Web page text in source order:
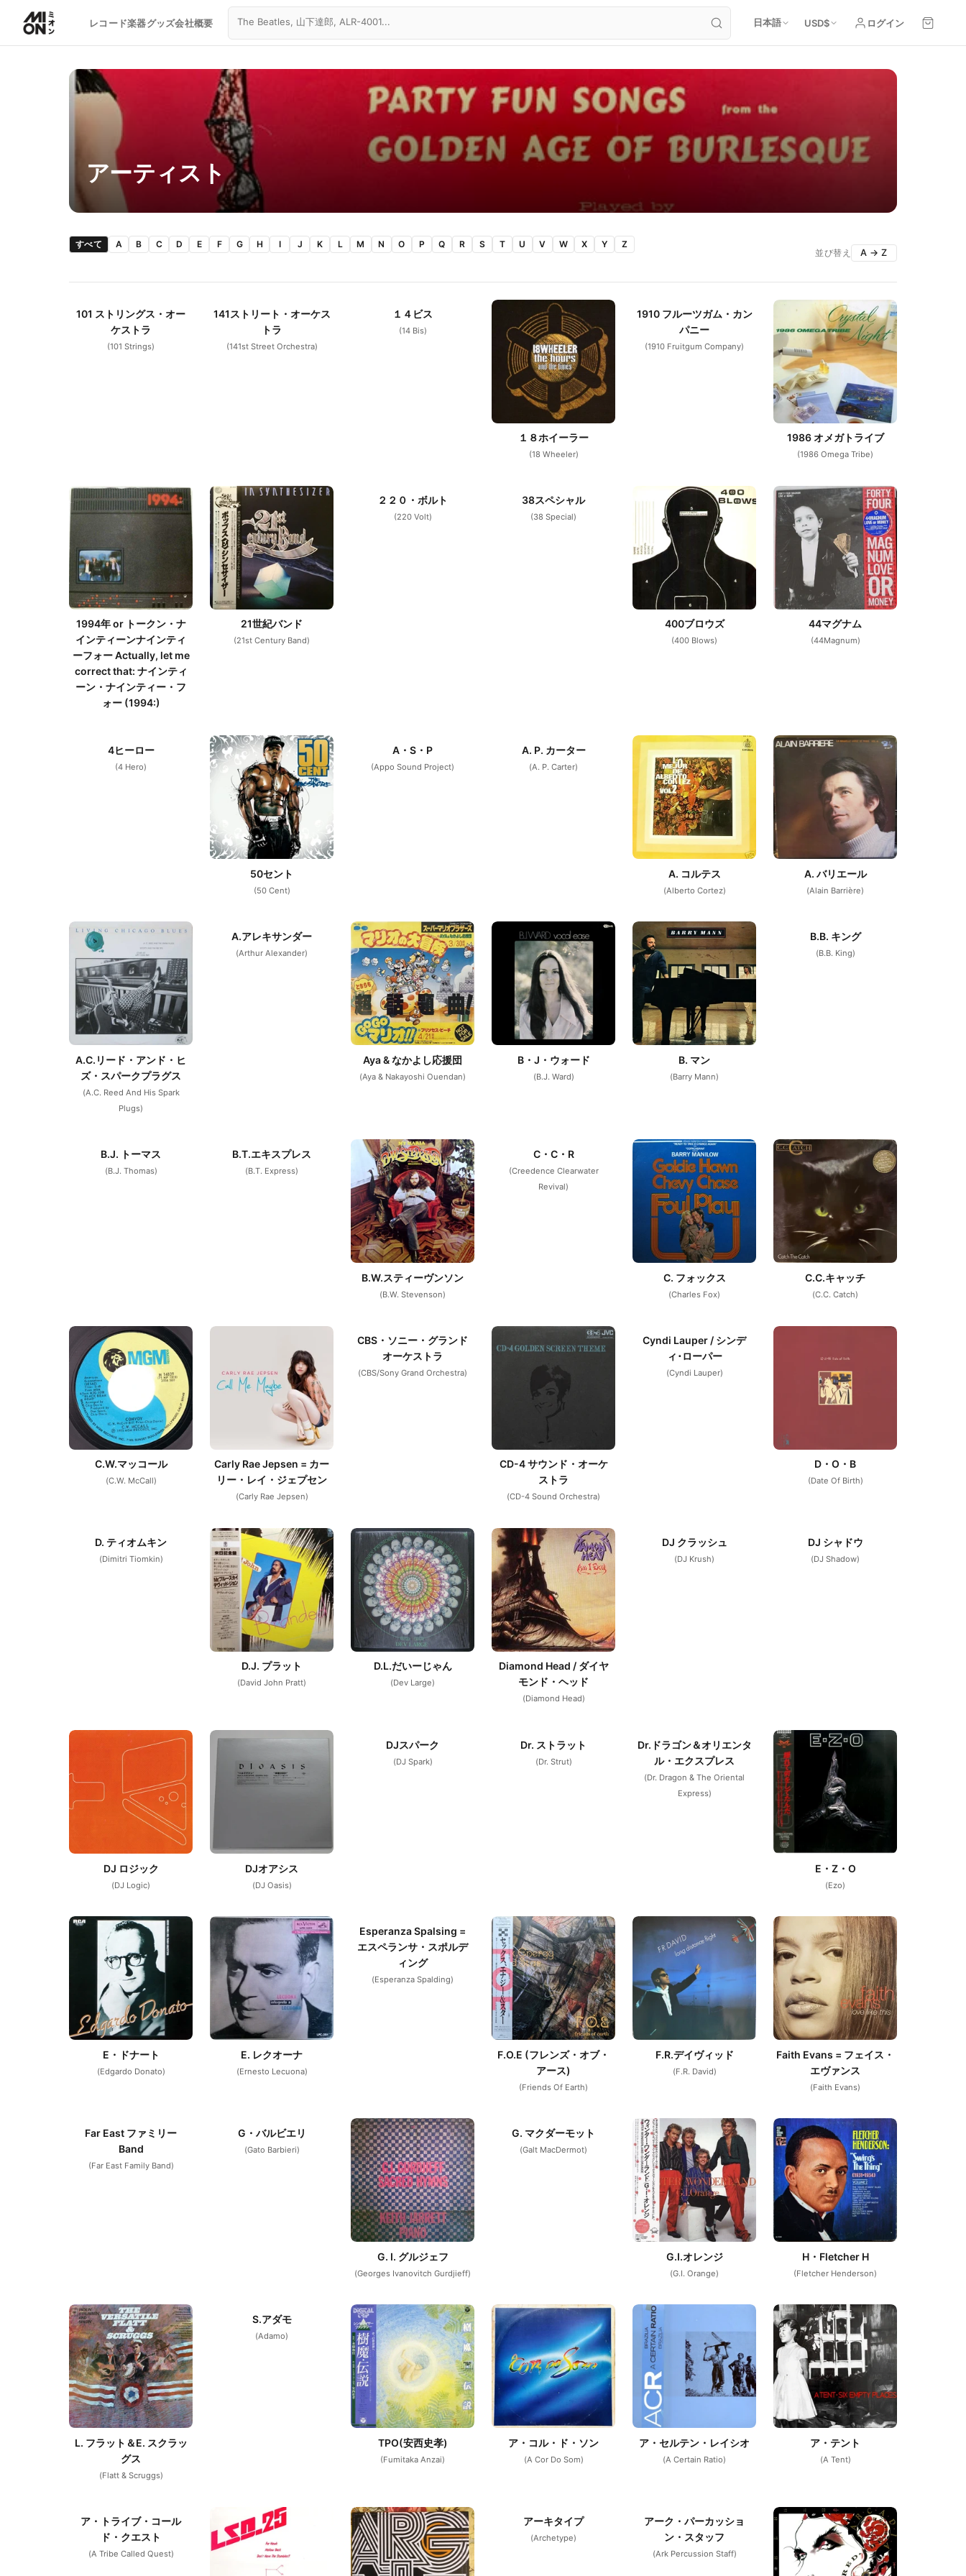
レコード楽器グッズ会社概要 日本語 USD$ ログイン
アーティスト
すべて A B C D E F G H I J K L M N O P Q R S T U V W X Y
Z
並び替え
A → Z
101 ストリングス・オー
ケストラ
(101 Strings)
141ストリート・オーケス
トラ
(141st Street Orchestra)
１４ビス
(14 Bis)
１８ホイーラー
(18 Wheeler)
1910 フルーツガム・カン
パニー
(1910 Fruitgum Company)
1986 オメガトライブ
(1986 Omega Tribe)
1994年 or トークン・ナ
インティーンナインティ
ーフォー Actually, let me
correct that: ナインティ
ーン・ナインティー・フ
ォー (1994:)
21世紀バンド
(21st Century Band)
２２０・ボルト
(220 Volt)
38スペシャル
(38 Special)
400ブロウズ
(400 Blows)
44マグナム
(44Magnum)
4ヒーロー
(4 Hero)
50セント
(50 Cent)
A・S・P
(Appo Sound Project)
A. P. カーター
(A. P. Carter)
A. コルテス
(Alberto Cortez)
A. バリエール
(Alain Barrière)
A.C.リード・アンド・ヒ
ズ・スパークプラグス
(A.C. Reed And His Spark
Plugs)
A.アレキサンダー
(Arthur Alexander)
Aya & なかよし応援団
(Aya & Nakayoshi Ouendan)
B・J・ウォード
(B.J. Ward)
B. マン
(Barry Mann)
B.B. キング
(B.B. King)
B.J. トーマス
(B.J. Thomas)
B.T.エキスプレス
(B.T. Express)
B.W.スティーヴンソン
(B.W. Stevenson)
C・C・R
(Creedence Clearwater
Revival)
C. フォックス
(Charles Fox)
C.C.キャッチ
(C.C. Catch)
C.W.マッコール
(C.W. McCall)
Carly Rae Jepsen = カー
リー・レイ・ジェプセン
(Carly Rae Jepsen)
CBS・ソニー・グランド
オーケストラ
(CBS/Sony Grand Orchestra)
CD-4 サウンド・オーケ
ストラ
(CD-4 Sound Orchestra)
Cyndi Lauper / シンデ
ィ･ローパー
(Cyndi Lauper)
D・O・B
(Date Of Birth)
D. ティオムキン
(Dimitri Tiomkin)
D.J. プラット
(David John Pratt)
D.L.だいーじゃん
(Dev Large)
Diamond Head / ダイヤ
モンド・ヘッド
(Diamond Head)
DJ クラッシュ
(DJ Krush)
DJ シャドウ
(DJ Shadow)
DJ ロジック
(DJ Logic)
DJオアシス
(DJ Oasis)
DJスパーク
(DJ Spark)
Dr. ストラット
(Dr. Strut)
Dr.ドラゴン＆オリエンタ
ル・エクスプレス
(Dr. Dragon & The Oriental
Express)
E・Z・O
(Ezo)
E・ドナート
(Edgardo Donato)
E. レクオーナ
(Ernesto Lecuona)
Esperanza Spalsing =
エスペランサ・スポルデ
ィング
(Esperanza Spalding)
F.O.E (フレンズ・オブ・
アース)
(Friends Of Earth)
F.R.デイヴィッド
(F.R. David)
Faith Evans = フェイス・
エヴァンス
(Faith Evans)
Far East ファミリー
Band
(Far East Family Band)
G・バルビエリ
(Gato Barbieri)
G. I. グルジェフ
(Georges Ivanovitch Gurdjieff)
G. マクダーモット
(Galt MacDermot)
G.I.オレンジ
(G.I. Orange)
H・Fletcher H
(Fletcher Henderson)
L. フラット＆E. スクラッ
グス
(Flatt & Scruggs)
S.アダモ
(Adamo)
TPO(安西史孝)
(Fumitaka Anzai)
ア・コル・ド・ソン
(A Cor Do Som)
ア・セルテン・レイシオ
(A Certain Ratio)
ア・テント
(A Tent)
ア・トライブ・コール
ド・クエスト
(A Tribe Called Quest)
アーキタイプ
(Archetype)
アーク・パーカッショ
ン・スタッフ
(Ark Percussion Staff)